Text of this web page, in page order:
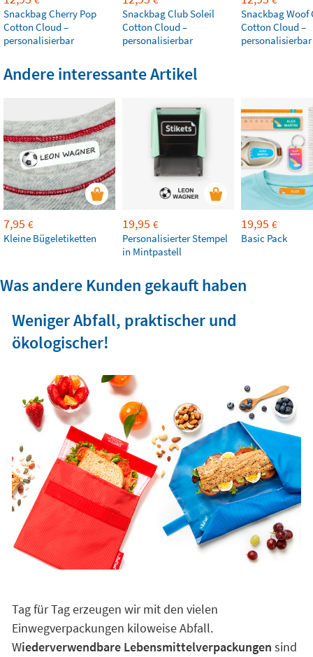
Snackbag Cherry Pop
Cotton Cloud –
personalisierbar
Snackbag Club Soleil
Cotton Cloud –
personalisierbar
Snackbag Woof
Cotton Cloud –
personalisierbar
Andere interessante Artikel
7,95 €
Kleine Bügeletiketten
19,95 €
Personalisierter Stempel
in Mintpastell
19,95 €
Basic Pack
Was andere Kunden gekauft haben
Weniger Abfall, praktischer und
ökologischer!
Tag für Tag erzeugen wir mit den vielen
Einwegverpackungen kiloweise Abfall.
Wiederverwendbare Lebensmittelverpackungen sind